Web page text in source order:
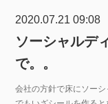
2020.07.21 09:08
ソーシャルデ
で。。
会社の方針で床にソー